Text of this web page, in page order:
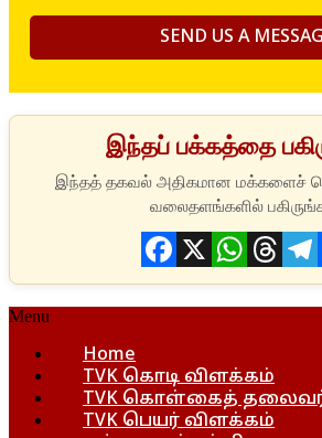
இந்தப் பக்கத்தை
Facebook
X WhatsApp
Threads
Menu
Home
TVK கொடி விளக்கம்
TVK கொள்கைத்
TVK பெயர் விளக்கம்